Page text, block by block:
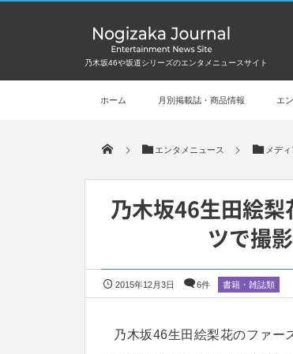
乃木坂46や坂道シリーズのエンタメニュースサイト
ホーム 月別掲載誌・商品情報 エ
エンタメニュース メデ
乃木坂46生田絵
ツで撮
2015年12月3日 6件 書籍・雑誌類
乃木坂46生田絵梨花のファー